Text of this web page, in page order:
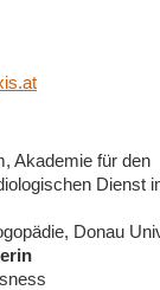
Akademie für den
Dienst
Donau
in